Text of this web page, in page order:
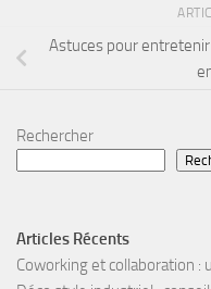
Astuces pour
Rechercher
Articles Récents
Coworking et collaboration :